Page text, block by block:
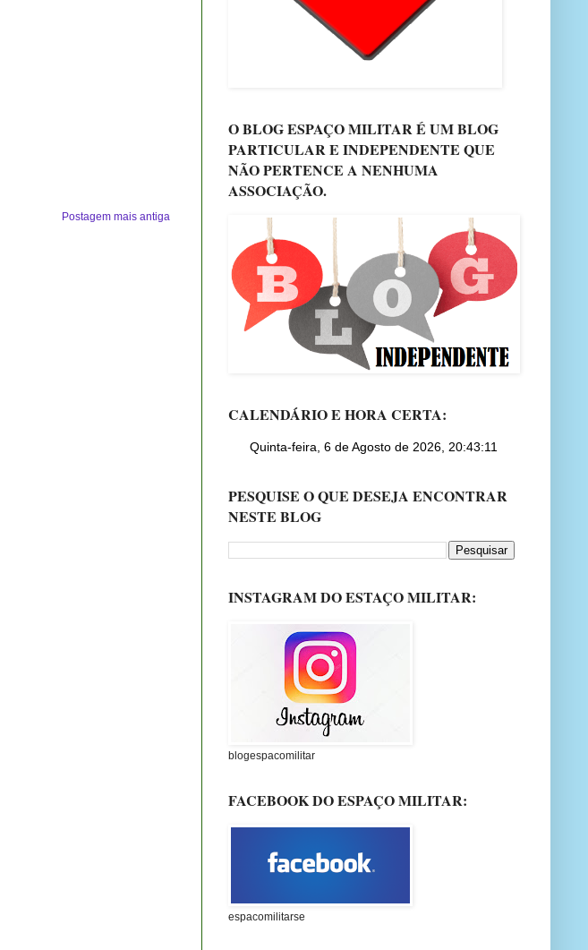
Postagem mais antiga
O BLOG ESPAÇO MILITAR É UM BLOG
PARTICULAR E INDEPENDENTE QUE
NÃO PERTENCE A NENHUMA
ASSOCIAÇÃO.
CALENDÁRIO E HORA CERTA:
PESQUISE O QUE DESEJA ENCONTRAR
NESTE BLOG
INSTAGRAM DO ESTAÇO MILITAR:
blogespacomilitar
FACEBOOK DO ESPAÇO MILITAR:
espacomilitarse